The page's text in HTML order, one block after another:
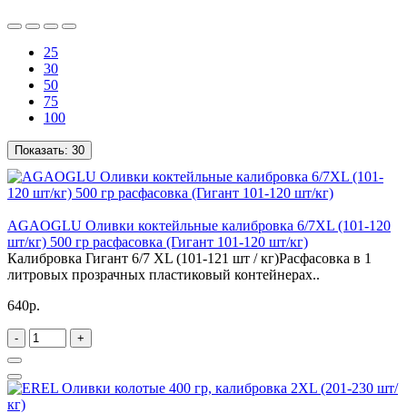
25
30
50
75
100
Показать: 30
AGAOGLU Оливки коктейльные калибровка 6/7XL (101-120
шт/кг) 500 гр расфасовка (Гигант 101-120 шт/кг)
Калибровка Гигант 6/7 XL (101-121 шт / кг)Расфасовка в 1
литровых прозрачных пластиковый контейнерах..
640р.
- +